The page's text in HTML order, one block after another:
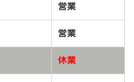
営業
営業
休業